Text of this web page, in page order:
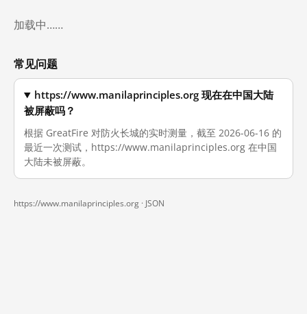
加载中……
常见问题
https://www.manilaprinciples.org 现在在中国大陆
被屏蔽吗？
根据 GreatFire 对防火长城的实时测量，截至 2026-06-16 的
最近一次测试，https://www.manilaprinciples.org 在中国
大陆未被屏蔽。
https://www.manilaprinciples.org · JSON